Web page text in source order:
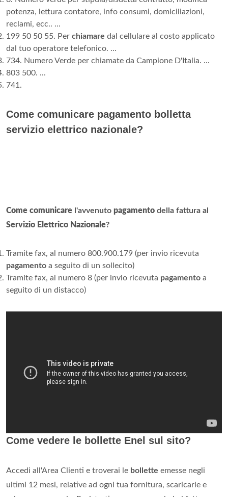
potenza, lettura contatore, info consumi, domiciliazioni,
reclami, ecc.. ...
199 50 50 55. Per chiamare dal cellulare al costo applicato
dal tuo operatore telefonico. ...
734. Numero Verde per chiamate da Campione D'Italia. ...
803 500. ...
741.
Come comunicare pagamento bolletta
servizio elettrico nazionale?
Come comunicare l'avvenuto pagamento della fattura al
Servizio Elettrico Nazionale?
Tramite fax, al numero 800.900.179 (per invio ricevuta
pagamento a seguito di un sollecito)
Tramite fax, al numero 8 (per invio ricevuta pagamento a
seguito di un distacco)
Come vedere le bollette Enel sul sito?
Accedi all'Area Clienti e troverai le bollette emesse negli
ultimi 12 mesi, relative ad ogni tua fornitura, scaricarle e